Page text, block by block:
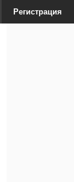
Регистрация